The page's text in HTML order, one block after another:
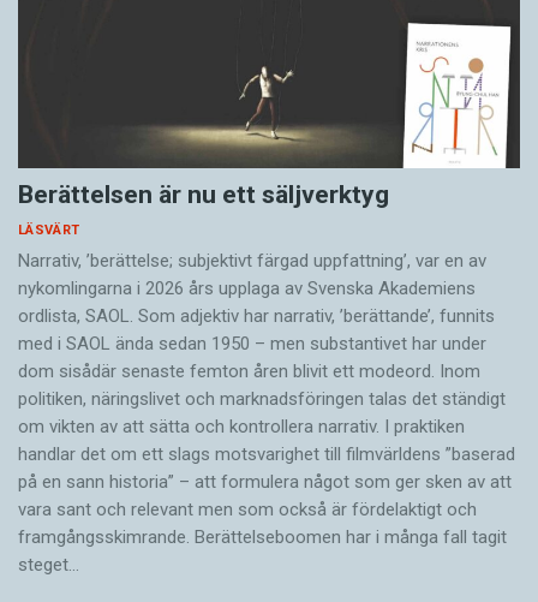
Berättelsen är nu ett säljverktyg
LÄSVÄRT
Narrativ, ’berättelse; subjektivt färgad uppfattning’, var en av
nykomlingarna i 2026 års upplaga av Svenska Akademiens
ordlista, SAOL. Som adjektiv har narrativ, ’berättande’, funnits
med i SAOL ända sedan 1950 – men substantivet har under
dom sisådär senaste femton åren blivit ett modeord. Inom
politiken, näringslivet och marknadsföringen talas det ständigt
om vikten av att sätta och kontrollera narrativ. I praktiken
handlar det om ett slags motsvarighet till filmvärldens ”baserad
på en sann historia” – att formulera något som ger sken av att
vara sant och ­relevant men som också är fördelaktigt och
framgångsskimrande. Berättelseboomen har i många fall tagit
steget…